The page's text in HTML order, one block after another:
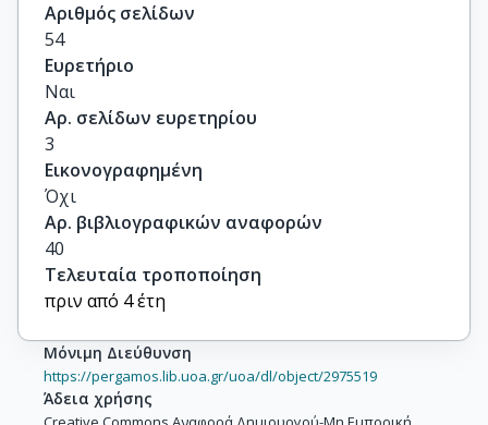
Αριθμός σελίδων
54
Ευρετήριο
Ναι
Αρ. σελίδων ευρετηρίου
3
Εικονογραφημένη
Όχι
Αρ. βιβλιογραφικών αναφορών
40
Τελευταία τροποποίηση
πριν από 4 έτη
Μόνιμη Διεύθυνση
https://pergamos.lib.uoa.gr/uoa/dl/object/2975519
Άδεια χρήσης